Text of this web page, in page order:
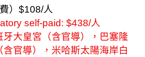
） $108/人
self-paid: $438/人
大皇宮（含官導），巴塞隆
官導），米哈斯太陽海岸白